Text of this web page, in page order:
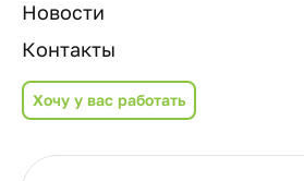
Новости
Контакты
Хочу у вас работать